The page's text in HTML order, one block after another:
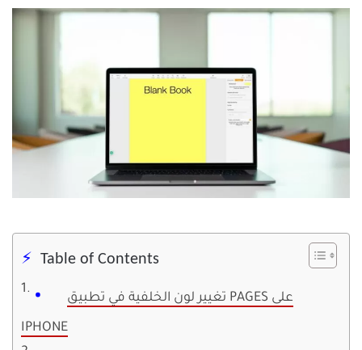
Table of Contents
تغيير لون الخلفية في تطبيق PAGES على
IPHONE